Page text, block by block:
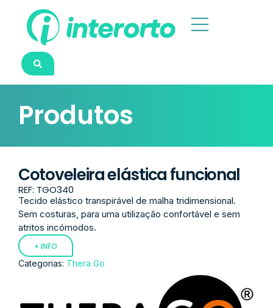
Produtos
Cotoveleira elástica funcional
REF: TGO340
Tecido elástico transpirável de malha tridimensional.
Sem costuras, para uma utilização confortável e sem
atritos incómodos.
+ INFO
Categorias: Thera Go